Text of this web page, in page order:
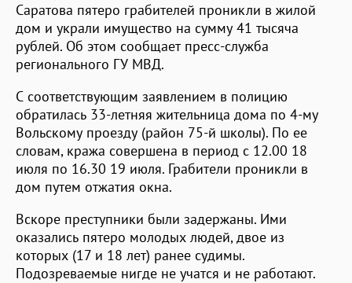
Саратова пятеро грабителей проникли в жилой
дом и украли имущество на сумму 41 тысяча
рублей. Об этом сообщает пресс-служба
регионального ГУ МВД.
С соответствующим заявлением в полицию
обратилась 33-летняя жительница дома по 4-му
Вольскому проезду (район 75-й школы). По ее
словам, кража совершена в период с 12.00 18
июля по 16.30 19 июля. Грабители проникли в
дом путем отжатия окна.
Вскоре преступники были задержаны. Ими
оказались пятеро молодых людей, двое из
которых (17 и 18 лет) ранее судимы.
Подозреваемые нигде не учатся и не работают.